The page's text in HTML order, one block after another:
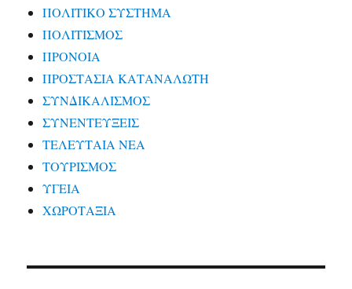
ΠΟΛΙΤΙΚΟ ΣΥΣΤΗΜΑ
ΠΟΛΙΤΙΣΜΟΣ
ΠΡΟΝΟΙΑ
ΠΡΟΣΤΑΣΙΑ ΚΑΤΑΝΑΛΩΤΗ
ΣΥΝΔΙΚΑΛΙΣΜΟΣ
ΣΥΝΕΝΤΕΥΞΕΙΣ
ΤΕΛΕΥΤΑΙΑ ΝΕΑ
ΤΟΥΡΙΣΜΟΣ
ΥΓΕΙΑ
ΧΩΡΟΤΑΞΙΑ